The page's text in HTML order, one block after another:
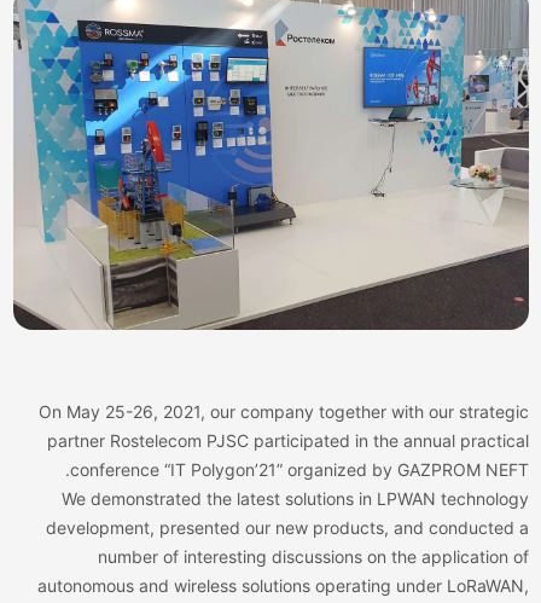
On May 25-26, 2021, our company together with our
partner Rostelecom PJSC participated in the annual
conference “IT Polygon’21” organized by GAZPROM
We demonstrated the latest solutions in LPWAN
development, presented our new products, and conducted
number of interesting discussions on the application
autonomous and wireless solutions operating under